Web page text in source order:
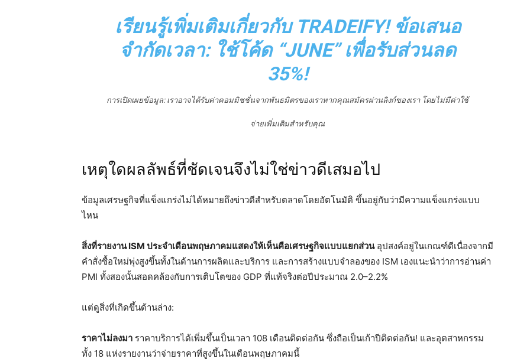
เรียนรู้เพิ่มเติมเกี่ยวกับ TRADEIFY! ข้อเสนอ
จำกัดเวลา: ใช้โค้ด “JUNE” เพื่อรับส่วนลด
35%!
การเปิดเผยข้อมูล: เราอาจได้รับค่าคอมมิชชั่นจากพันธมิตรของเราหากคุณสมัครผ่านลิงก์ของเรา โดยไม่มีค่าใช้
จ่ายเพิ่มเติมสำหรับคุณ
เหตุใดผลลัพธ์ที่ชัดเจนจึงไม่ใช่ข่าวดีเสมอไป
ข้อมูลเศรษฐกิจที่แข็งแกร่งไม่ได้หมายถึงข่าวดีสำหรับตลาดโดยอัตโนมัติ ขึ้นอยู่กับว่ามีความแข็งแกร่งแบบ
ไหน
สิ่งที่รายงาน ISM ประจำเดือนพฤษภาคมแสดงให้เห็นคือเศรษฐกิจแบบแยกส่วนอุปสงค์อยู่ในเกณฑ์ดีเนื่องจากมี
คำสั่งซื้อใหม่พุ่งสูงขึ้นทั้งในด้านการผลิตและบริการ และการสร้างแบบจำลองของ ISM เองแนะนำว่าการอ่านค่า
PMI ทั้งสองนั้นสอดคล้องกับการเติบโตของ GDP ที่แท้จริงต่อปีประมาณ 2.0–2.2%
แต่ดูสิ่งที่เกิดขึ้นด้านล่าง:
ราคาไม่ลงมา ราคาบริการได้เพิ่มขึ้นเป็นเวลา 108 เดือนติดต่อกัน ซึ่งถือเป็นเก้าปีติดต่อกัน! และอุตสาหกรรม
ทั้ง 18 แห่งรายงานว่าจ่ายราคาที่สูงขึ้นในเดือนพฤษภาคมนี้